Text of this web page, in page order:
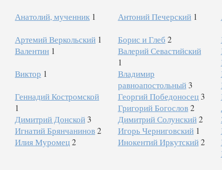
Анатолий, мученник 1 Антоний Печерский 1
Артемий Веркольский 1 Борис и Глеб 2
Валентин 1
Валерий Севастийский
1
Виктор 1
Владимир
равноапостольный 3
Геннадий Костромской
1
Георгий Победоносец 3
Григорий Богослов2
Димитрий Донской 3 Димитрий Солунский2
Игнатий Брянчанинов2 Игорь Черниговский 1
Илия Муромец2 Инокентий Иркутский2